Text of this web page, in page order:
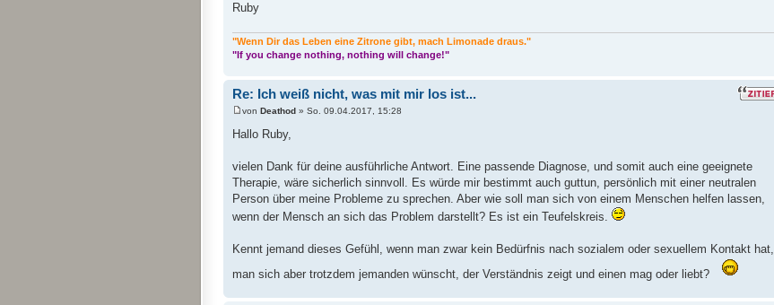
Ruby
"Wenn Dir das Leben eine Zitrone gibt, mach Limonade draus."
"If you change nothing, nothing will change!"
Re: Ich weiß nicht, was mit mir los ist...
von Deathod » So. 09.04.2017, 15:28
Hallo Ruby,
vielen Dank für deine ausführliche Antwort. Eine passende Diagnose, und somit auch eine geeignete
Therapie, wäre sicherlich sinnvoll. Es würde mir bestimmt auch guttun, persönlich mit einer neutralen
Person über meine Probleme zu sprechen. Aber wie soll man sich von einem Menschen helfen lassen,
wenn der Mensch an sich das Problem darstellt? Es ist ein Teufelskreis.
Kennt jemand dieses Gefühl, wenn man zwar kein Bedürfnis nach sozialem oder sexuellem Kontakt hat,
man sich aber trotzdem jemanden wünscht, der Verständnis zeigt und einen mag oder liebt?